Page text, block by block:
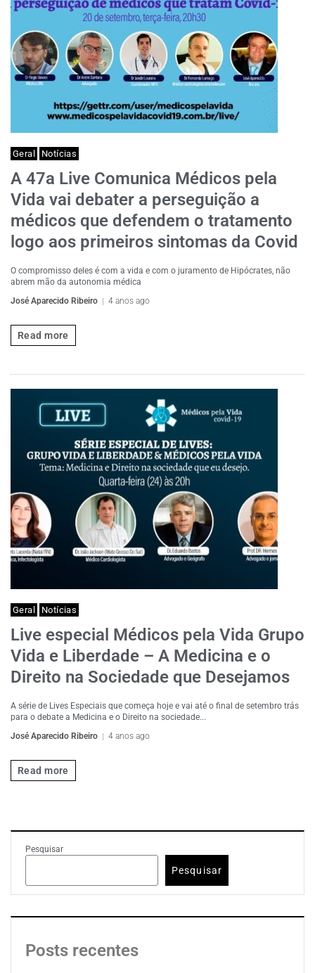
Geral Notícias
A 47a Live Comunica Médicos pela
Vida vai debater a perseguição a
médicos que defendem o tratamento
logo aos primeiros sintomas da Covid
O compromisso deles é com a vida e com o juramento de Hipócrates, não
abrem mão da autonomia médica
José Aparecido Ribeiro
4 anos ago
Read more
Geral Notícias
Live especial Médicos pela Vida Grupo
Vida e Liberdade – A Medicina e o
Direito na Sociedade que Desejamos
A série de Lives Especiais que começa hoje e vai até o final de setembro trás
para o debate a Medicina e o Direito na sociedade...
José Aparecido Ribeiro
4 anos ago
Read more
Pesquisar
Pesquisar
Posts recentes